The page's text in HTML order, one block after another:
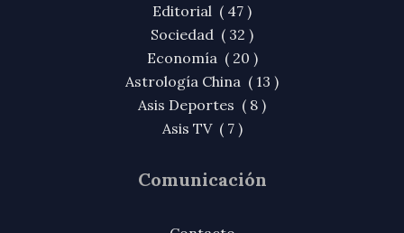
Editorial ( 47 )
Sociedad ( 32 )
Economía ( 20 )
Astrología China ( 13 )
Asis Deportes ( 8 )
Asis TV ( 7 )
Comunicación